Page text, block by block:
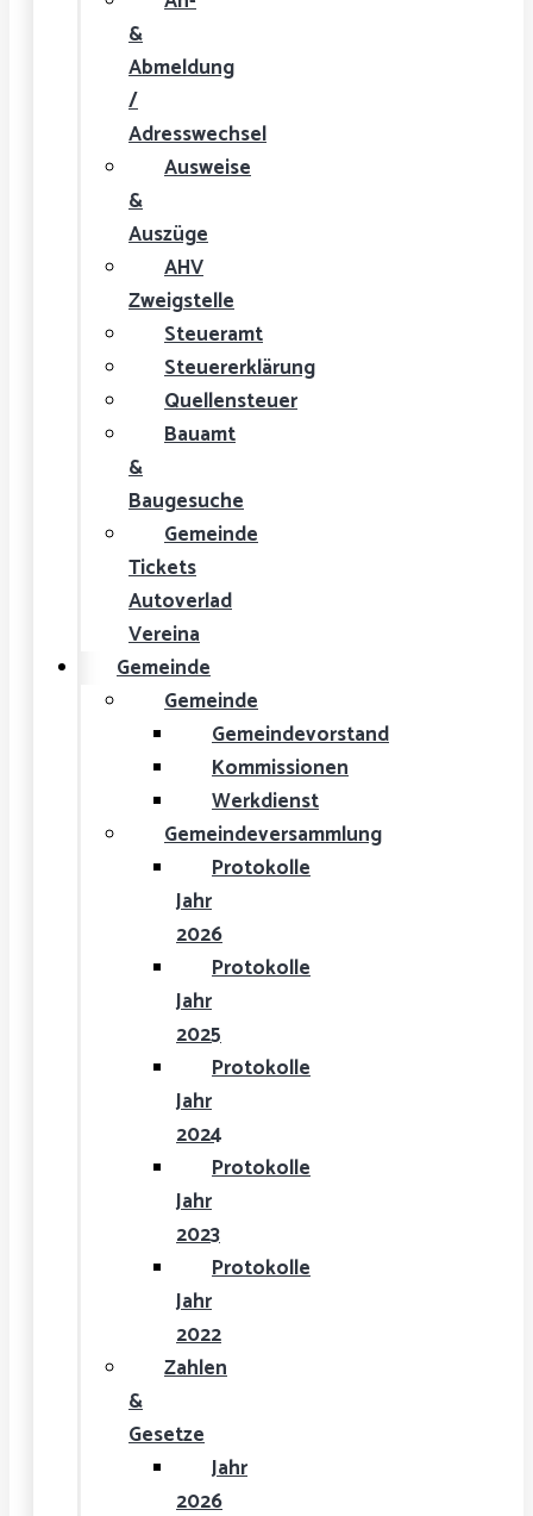
&
Abmeldung
/
Adresswechsel
Ausweise
&
Auszüge
AHV
Zweigstelle
Steueramt
Steuererklärung
Quellensteuer
Bauamt
&
Baugesuche
Gemeinde
Tickets
Autoverlad
Vereina
Gemeinde
Gemeinde
Gemeindevorstand
Kommissionen
Werkdienst
Gemeindeversammlung
Protokolle
Jahr
2026
Protokolle
Jahr
2025
Protokolle
Jahr
2024
Protokolle
Jahr
2023
Protokolle
Jahr
2022
Zahlen
&
Gesetze
Jahr
2026